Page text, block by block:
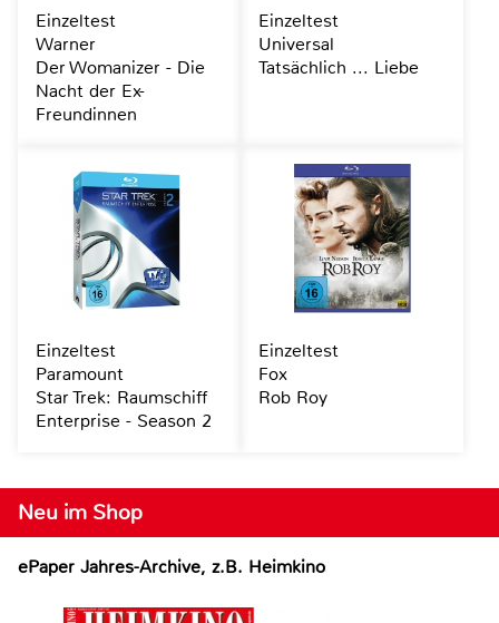
Neu im Shop
ePaper Jahres-Archive, z.B. Heimkino
Einzeltest
Warner
Der Womanizer - Die
Nacht der Ex-
Freundinnen
Einzeltest
Universal
Tatsächlich ... Liebe
Einzeltest
Paramount
Star Trek: Raumschiff
Enterprise - Season 2
Einzeltest
Fox
Rob Roy